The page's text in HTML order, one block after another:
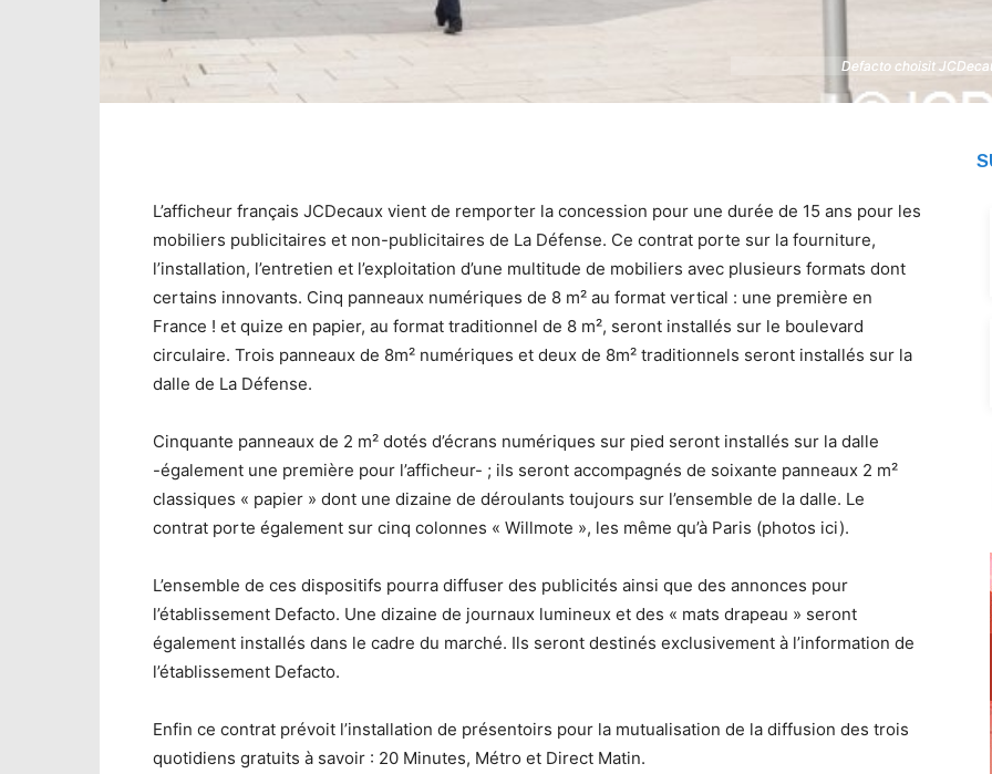
Defacto choisit
Defacto choisit
L’afficheur français JCDecaux vient de remporter la concession pour une durée de 15 ans pour les
mobiliers publicitaires et non-publicitaires de La Défense. Ce contrat porte sur la fourniture,
l’installation, l’entretien et l’exploitation d’une multitude de mobiliers avec plusieurs formats dont
certains innovants. Cinq panneaux numériques de 8 m² au format vertical : une première en
France ! et quize en papier, au format traditionnel de 8 m², seront installés sur le boulevard
circulaire. Trois panneaux de 8m² numériques et deux de 8m² traditionnels seront installés sur la
dalle de La Défense.
Cinquante panneaux de 2 m² dotés d’écrans numériques sur pied seront installés sur la dalle
-également une première pour l’afficheur- ; ils seront accompagnés de soixante panneaux 2 m²
classiques « papier » dont une dizaine de déroulants toujours sur l’ensemble de la dalle. Le
contrat porte également sur cinq colonnes « Willmote », les même qu’à Paris (photos ici).
L’ensemble de ces dispositifs pourra diffuser des publicités ainsi que des annonces pour
l’établissement Defacto. Une dizaine de journaux lumineux et des « mats drapeau » seront
également installés dans le cadre du marché. Ils seront destinés exclusivement à l’information de
l’établissement Defacto.
Enfin ce contrat prévoit l’installation de présentoirs pour la mutualisation de la diffusion des trois
quotidiens gratuits à savoir : 20 Minutes, Métro et Direct Matin.